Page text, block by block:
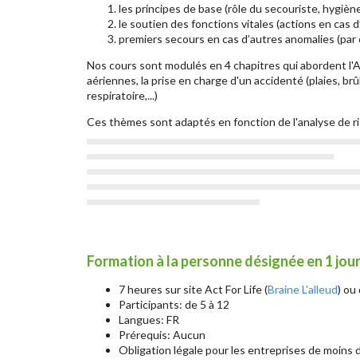
les principes de base (rôle du secouriste,
le soutien des fonctions vitales (actions en cas
premiers secours en cas d’autres anomalies
Nos cours sont modulés en 4 chapitres qui abordent
aériennes, la prise en charge d'un accidenté (plaies,
respiratoire,...)
Ces thèmes sont adaptés en fonction de l'analyse de
Formation à la personne désignée en 1 jour
7 heures sur site Act For Life (Braine L'alleud) ou
Participants: de 5 à 12
Langues: FR
Prérequis: Aucun
Obligation légale pour les entreprises de moins